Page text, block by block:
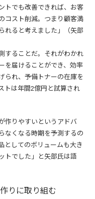
トでも改善できれば、お客
コスト削減。つまり顧客満
れると考えました」（矢部
することだ。それがわかれ
を届けることができ、効率
られ、予備トナーの在庫を
トは年間2億円と試算され
作りやすいというアドバ
なくなる時期を予測するの
としてのボリュームも大き
トでした」と矢部氏は語
りに取り組む